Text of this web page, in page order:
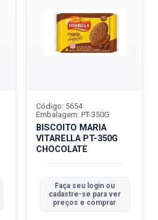
BISCOITO MARIA
VITARELLA PT-350G
CHOCOLATE
Código: 5654
Embalagem: PT-350G
Faça seu login ou
cadastre-se para ver
preços e comprar